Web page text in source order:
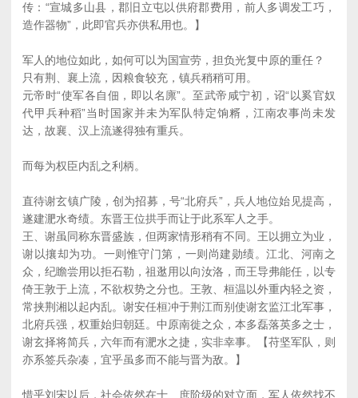
传：“宣城多山县，郡旧立屯以供府郡费用，前人多调发工巧，
造作器物”，此即官兵亦供私用也。】
军人的地位如此，如何可以为国宣劳，担负光复中原的重任？
只有荆、襄上流，因粮食较充，镇兵稍稍可用。
元帝时“使军各自佃，即以名廪”。至武帝咸宁初，诏“以奚官奴
代甲兵种稻”当时国家并未为军队特定饷糈，江南农事尚未发
达，故襄、汉上流遂得独有重兵。
而每为权臣内乱之利柄。
直待谢玄镇广陵，创为招募，号“北府兵”，兵人地位始见提高，
遂建淝水奇绩。东晋王位拱手而让于此系军人之手。
王、谢虽同称东晋盛族，但两家情形稍有不同。王以拥立为业，
谢以攘却为功。一则惟守门第，一则尚建勋绩。江北、河南之
众，纪瞻尝用以拒石勒，祖逖用以向汝洛，而王导弗能任，以专
倚王敦于上流，不欲权势之分也。王敦、桓温以外重内轻之资，
常挟荆湘以起内乱。谢安任桓冲于荆江而别使谢玄监江北军事，
北府兵强，权重始归朝廷。中原南徙之众，本多磊落英多之士，
谢玄择将简兵，六年而有淝水之捷，实非幸事。【苻坚军队，则
亦系签兵杂凑，宜乎虽多而不能与晋为敌。】
惜乎刘宋以后，社会依然在士、庶阶级的对立面，军人依然找不